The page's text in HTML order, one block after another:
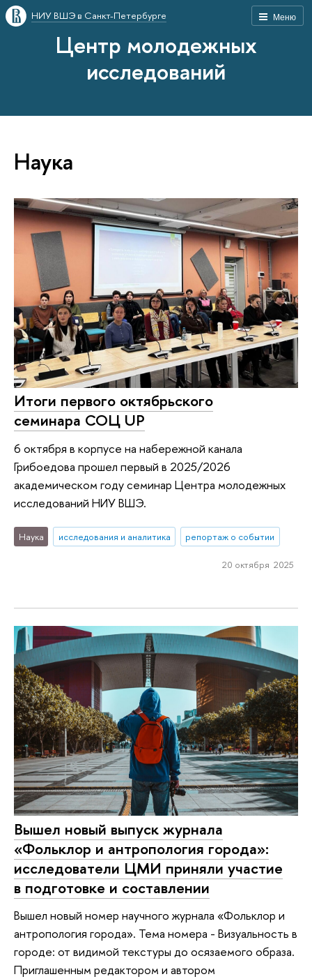
Меню
НИУ ВШЭ в Санкт-Петербурге
Центр молодежных
исследований
Наука
Итоги первого октябрьского
семинара СОЦ UP
6 октября в корпусе на набережной канала
Грибоедова прошел первый в 2025/2026
академическом году семинар Центра молодежных
исследований НИУ ВШЭ.
Наука исследования и аналитика репортаж о событии
20 октября 2025
Вышел новый выпуск журнала
«Фольклор и антропология города»:
исследователи ЦМИ приняли участие
в подготовке и составлении
Вышел новый номер научного журнала «Фольклор и
антропология города». Тема номера - Визуальность в
городе: от видимой текстуры до осязаемого образа.
Приглашенным редактором и автором